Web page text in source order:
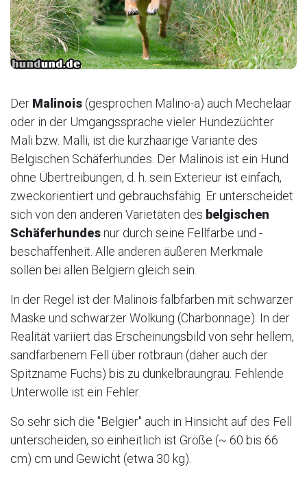
Der Malinois (gesprochen Malino-a) auch Mechelaar
oder in der Umgangssprache vieler Hundezüchter
Mali bzw. Malli, ist die kurzhaarige Variante des
Belgischen Schäferhundes. Der Malinois ist ein Hund
ohne Übertreibungen, d. h. sein Exterieur ist einfach,
zweckorientiert und gebrauchsfähig. Er unterscheidet
sich von den anderen Varietäten des belgischen
Schäferhundesnur durch seine Fellfarbe und -
beschaffenheit. Alle anderen äußeren Merkmale
sollen bei allen Belgiern gleich sein.
In der Regel ist der Malinois falbfarben mit schwarzer
Maske und schwarzer Wolkung (Charbonnage). In der
Realität variiert das Erscheinungsbild von sehr hellem,
sandfarbenem Fell über rotbraun (daher auch der
Spitzname Fuchs) bis zu dunkelbraungrau. Fehlende
Unterwolle ist ein Fehler.
So sehr sich die "Belgier" auch in Hinsicht auf des Fell
unterscheiden, so einheitlich ist Größe (~ 60 bis 66
cm) cm und Gewicht (etwa 30 kg).